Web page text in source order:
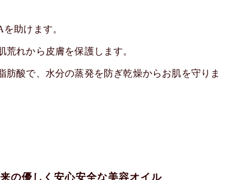
助けます。
れから皮膚を保護します。
酸で、水分の蒸発を防ぎ乾燥からお肌を守りま
の優しく安心安全な美容オイル